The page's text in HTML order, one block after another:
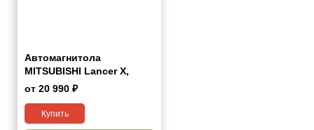
Автомагнитола
MITSUBISHI Lancer Х,
Galant Fortis 2007+ 9"
от 20 990 ₽
Купить